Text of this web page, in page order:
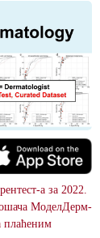
а за 2022.
МоделДерм-
плаћеним